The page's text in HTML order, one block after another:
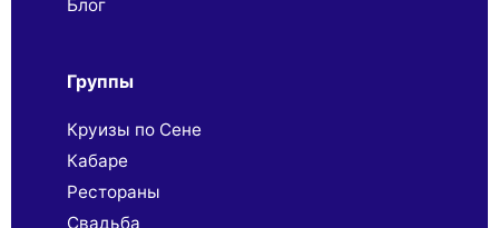
Блог
Группы
Круизы по Сене
Кабаре
Рестораны
Свадьба